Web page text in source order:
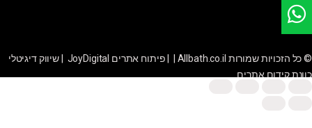
© כל הזכויות שמורות Allbath.co.il | | פיתוח אתרים JoyDigital
שיווק דיגיטלי
כוונת קידום אתרים